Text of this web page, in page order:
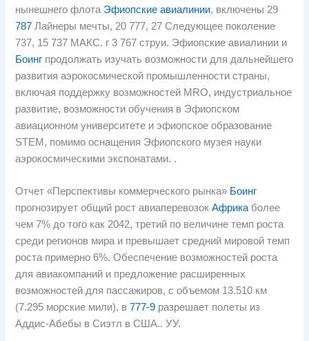
нынешнего флота Эфиопские авиалинии, включены 29
787 Лайнеры мечты, 20 777, 27 Следующее поколение
737, 15 737 МАКС. г 3 767 струи. Эфиопские авиалинии и
Боинг продолжать изучать возможности для дальнейшего
развития аэрокосмической промышленности страны,
включая поддержку возможностей MRO, индустриальное
развитие, возможности обучения в Эфиопском
авиационном университете и эфиопское образование
STEM, помимо оснащения Эфиопского музея науки
аэрокосмическими экспонатами. .
Отчет «Перспективы коммерческого рынка» Боинг
прогнозирует общий рост авиаперевозокАфрикаболее
чем 7% до того как 2042, третий по величине темп роста
среди регионов мира и превышает средний мировой темп
роста примерно 6%. Обеспечение возможностей роста
для авиакомпаний и предложение расширенных
возможностей для пассажиров, с объемом 13.510 км
(7.295 морские мили), в777-9 разрешает полеты из
Аддис-Абебы в Сиэтл в США.. УУ.